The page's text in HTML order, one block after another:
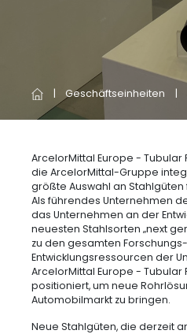
Geschäftseinheiten
ArcelorMittal Europe - Tubular
die ArcelorMittal-Gruppe
größte Auswahl an
Als führendes Unternehmen
das Unternehmen an der
neuesten Stahlsorten „next
zu den gesamten
Entwicklungsressourcen der
ArcelorMittal Europe - Tubular
positioniert, um neue
Automobilmarkt zu bringen.
Neue Stahlgüten, die derzeit